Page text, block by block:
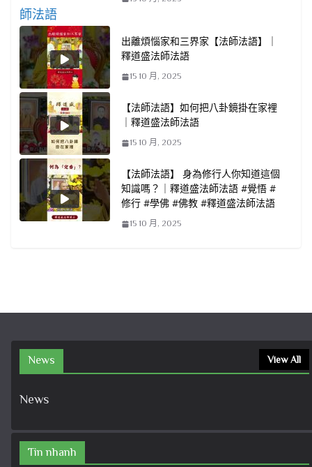
出離煩惱家和三界家【法師法語】｜
釋道盛法師法語
15 10 月, 2025
【法師法語】如何把八卦鏡掛在家裡
｜釋道盛法師法語
15 10 月, 2025
【法師法語】 身為修行人你知道這個
知識嗎？｜釋道盛法師法語 #覺悟 #
修行 #學佛 #佛教 #釋道盛法師法語
15 10 月, 2025
News View All
News
Tin nhanh